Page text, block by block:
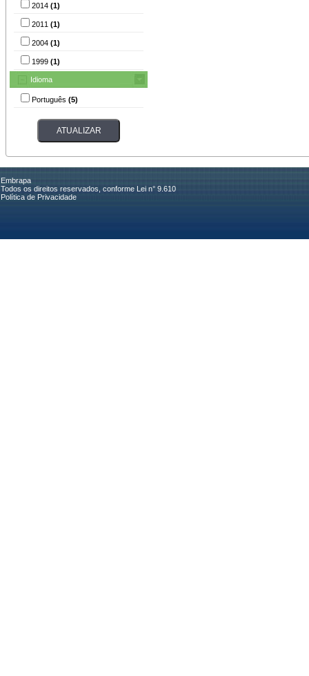
2014 (1)
2011 (1)
2004 (1)
1999 (1)
Idioma
Português (5)
Embrapa
Todos os direitos reservados, conforme Lei n° 9.610
Política de Privacidade